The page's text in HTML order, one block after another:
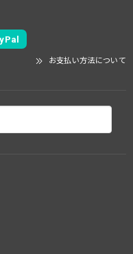
お支払い方法について